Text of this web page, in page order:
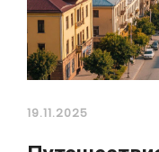
19.11.2025